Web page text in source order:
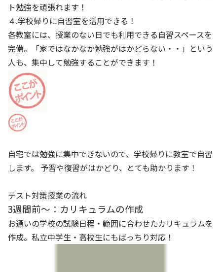
ト勉強を頑張れます！
４.学校帰りに自習室を活用できる！
各教室には、授業のない日でも利用できる自習スペースを
完備。「家ではなかなか勉強がはかどらない・・」という
人も、集中して勉強することができます！
自宅では勉強に集中できないので、学校帰りに教室で自習
します。 予習や復習がはかどり、とても助かります！
テスト対策授業の流れ
3週間前～：カリキュラムの作成
お通いの学校の試験日程・範囲に合わせたカリキュラムを
作成。私立中学生・高校生にもばっちり対応！